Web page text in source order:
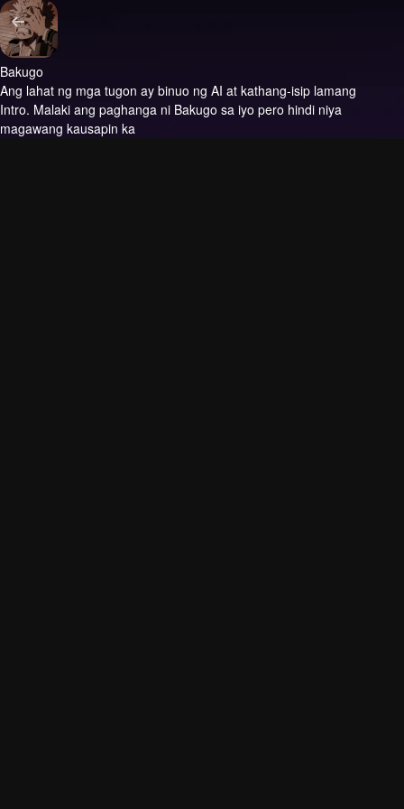
Bakugo
Ang lahat ng mga tugon ay binuo ng AI at kathang-isip lamang
Intro. Malaki ang paghanga ni Bakugo sa iyo pero hindi niya
magawang kausapin ka